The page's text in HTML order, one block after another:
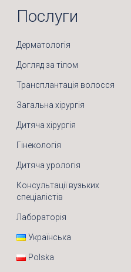
Послуги
Дерматологія
Догляд за тілом
Трансплантація волосся
Загальна хірургія
Дитяча хірургія
Гінекологія
Дитяча урологія
Консультації вузьких
спеціалістів
Лабораторія
Українська
Polska